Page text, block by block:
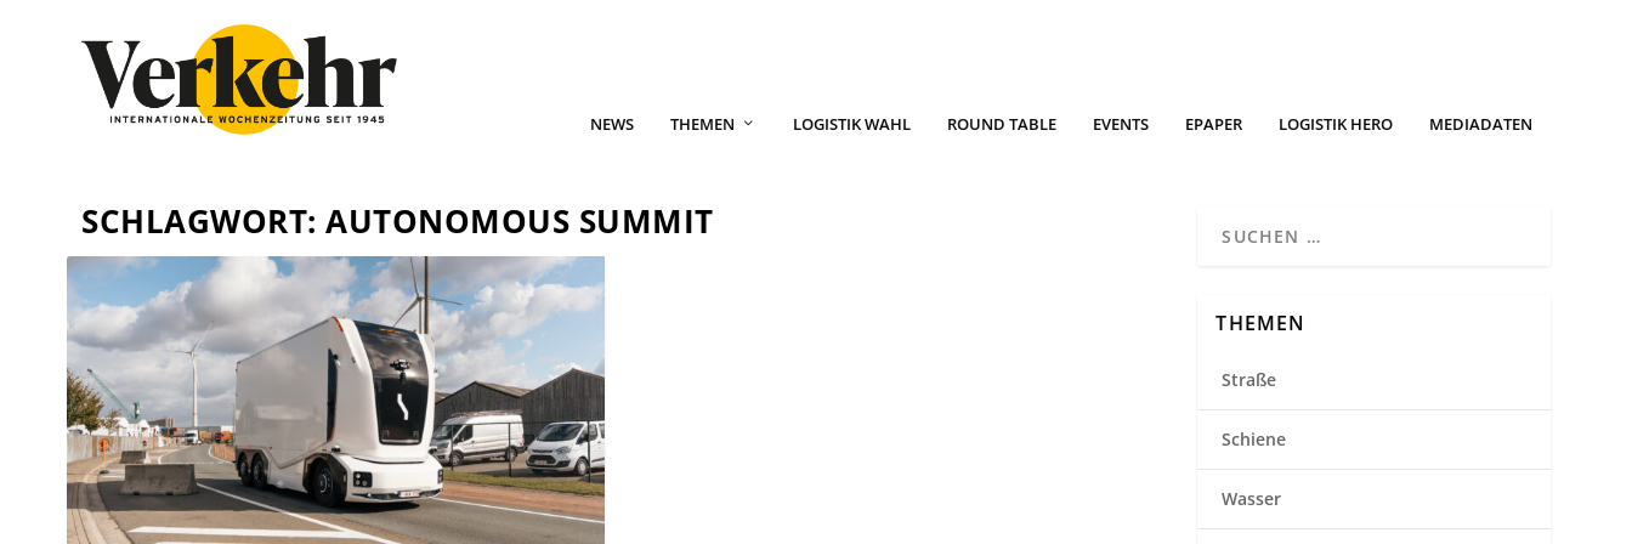
NEWS THEMEN LOGISTIK WAHL ROUND TABLE EVENTS EPAPER LOGISTIK HERO MEDIADATEN
SCHLAGWORT:AUTONOMOUS SUMMIT
THEMEN
Straße
Schiene
Wasser